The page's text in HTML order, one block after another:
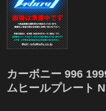
カーボニー 996
ムヒールプレート